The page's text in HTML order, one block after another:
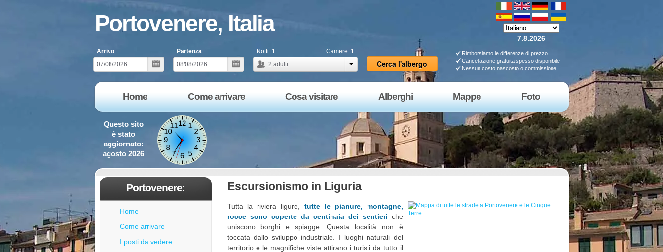
Portovenere, Italia
7.8.2026
Arrivo
Partenza
2 adulti
Notti: 1 Camere: 1
Cerca l'albergo
Rimborsiamo le differenze di prezzo
Cancellazione gratuita spesso disponibile
Nessun costo nascosto o commissione
Home Come arrivare Cosa visitare Alberghi Mappe Foto
Questo sito
è stato
aggiornato:
agosto 2026
Portovenere:
Home
Come arrivare
I posti da vedere
Escursionismo in Liguria
Tutta la riviera ligure, tutte le pianure, montagne,
rocce sono coperte da centinaia dei sentieri che
uniscono borghi e spiagge. Questa località non è
toccata dallo sviluppo industriale. I luoghi naturali del
territorio e le magnifiche viste attirano i turisti da tutto il